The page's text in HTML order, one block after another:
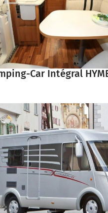
Car Intégral